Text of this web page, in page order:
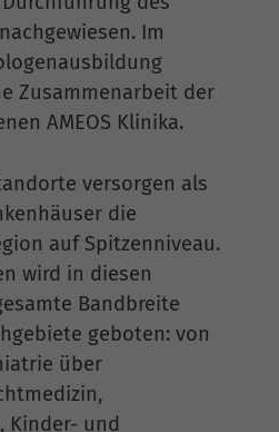
Im
Zusammenarbeit der
AMEOS Klinika.
versorgen als
die
auf Spitzenniveau.
wird in diesen
Bandbreite
geboten: von
über
Kinder- und